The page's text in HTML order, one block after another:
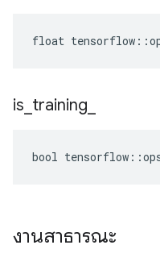
float
is training
bool
งานสาธารณะ